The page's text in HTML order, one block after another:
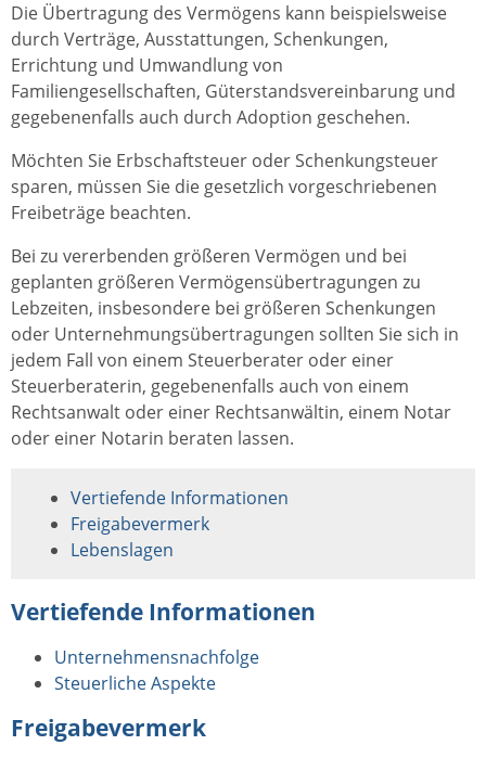
Die Übertragung des Vermögens kann beispielsweise
durch Verträge, Ausstattungen, Schenkungen,
Errichtung und Umwandlung von
Familiengesellschaften, Güterstandsvereinbarung und
gegebenenfalls auch durch Adoption geschehen.
Möchten Sie Erbschaftsteuer oder Schenkungsteuer
sparen, müssen Sie die gesetzlich vorgeschriebenen
Freibeträge beachten.
Bei zu vererbenden größeren Vermögen und bei
geplanten größeren Vermögensübertragungen zu
Lebzeiten, insbesondere bei größeren Schenkungen
oder Unternehmungsübertragungen sollten Sie sich in
jedem Fall von einem Steuerberater oder einer
Steuerberaterin, gegebenenfalls auch von einem
Rechtsanwalt oder einer Rechtsanwältin, einem Notar
oder einer Notarin beraten lassen.
Vertiefende Informationen
Freigabevermerk
Lebenslagen
Vertiefende Informationen
Unternehmensnachfolge
Steuerliche Aspekte
Freigabevermerk